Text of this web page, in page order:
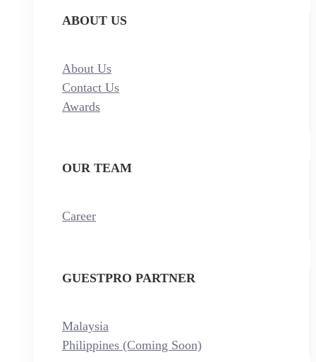
ABOUT US
About Us
Contact Us
Awards
OUR TEAM
Career
GUESTPRO PARTNER
Malaysia
Philippines (Coming Soon)